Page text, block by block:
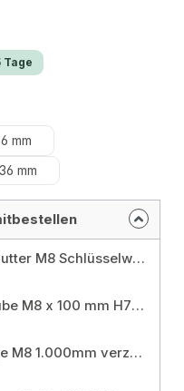
mm
mm
100 Stück - Sechskantmutter M8 Schlüsselweite 13 verzinkt Größe: M8 - verzinkt
100 Stück - Stockschraube M8 x 100 mm H7 - H8 verzinkt Größe: M8 x 100 mm
5 Stück - Gewindestange M8 1.000mm verzinkt Größe: M8 - 1000 mm